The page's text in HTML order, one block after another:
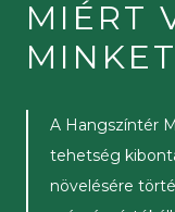
MIÉRT
A Hangszíntér
tehetség
növelésére